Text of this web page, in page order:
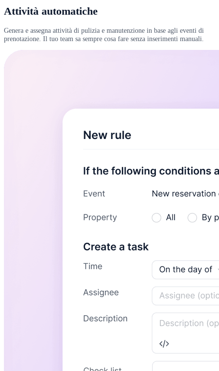
Attività automatiche
Genera e assegna attività di pulizia e manutenzione in base agli eventi di
prenotazione. Il tuo team sa sempre cosa fare senza inserimenti manuali.